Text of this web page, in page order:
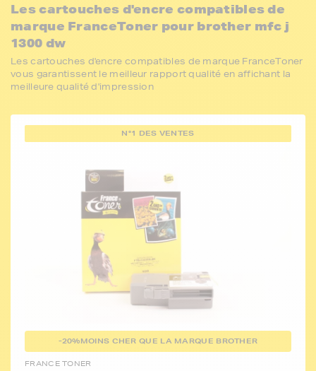
Les cartouches d'encre compatibles de
marque FranceToner pour brother mfc j
1300 dw
Les cartouches d'encre compatibles de marque FranceToner
vous garantissent le meilleur rapport qualité en affichant la
meilleure qualité d'impression
N°1 DES VENTES
-20%MOINS CHER QUE LA MARQUE BROTHER
FRANCE TONER